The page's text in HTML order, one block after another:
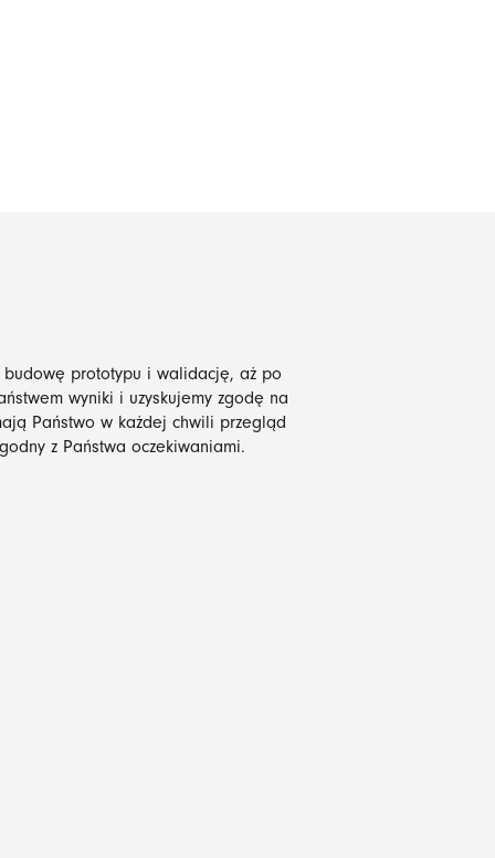
budowę prototypu i walidację, aż po
wyniki i uzyskujemy zgodę na
Państwo w każdej chwili przegląd
z Państwa oczekiwaniami.